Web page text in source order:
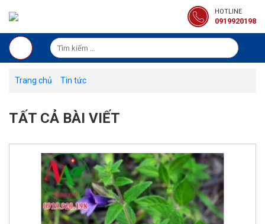
HOTLINE
0919920198
Trang chủ Tin tức
TẤT CẢ BÀI VIẾT